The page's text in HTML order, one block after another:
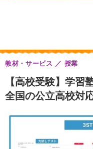
【高校受験】学
全国の公立高校対
教材・サービス 授業